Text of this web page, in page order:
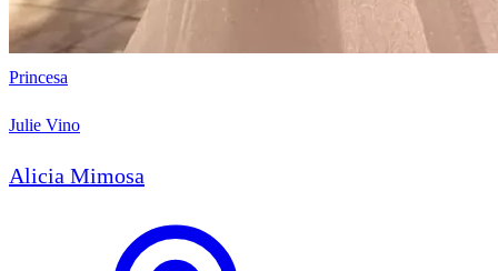
Princesa
Julie Vino
Alicia Mimosa